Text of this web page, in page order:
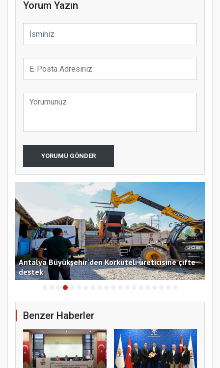
Yorum Yazın
YORUMU GÖNDER
Antalya Büyükşehir'den Korkuteli üreticisine çifte
destek
Benzer Haberler